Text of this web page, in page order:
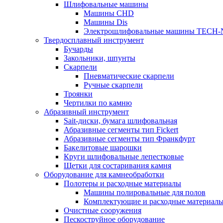
Шлифовальные машины
Машины CHD
Машины Dis
Электрошлифовальные машины TECH-
Твердосплавный инструмент
Бучарды
Закольники, шпунты
Скарпели
Пневматические скарпели
Ручные скарпели
Троянки
Чертилки по камню
Абразивный инструмент
Sait-диски, бумага шлифовальная
Абразивные сегменты тип Fickert
Абразивные сегменты тип Франкфурт
Бакелитовые шарошки
Круги шлифовальные лепестковые
Щетки для состаривания камня
Оборудование для камнеобработки
Полотеры и расходные материалы
Машины полировальные для полов
Комплектующие и расходные
Очистные сооружения
Пескоструйное оборудование